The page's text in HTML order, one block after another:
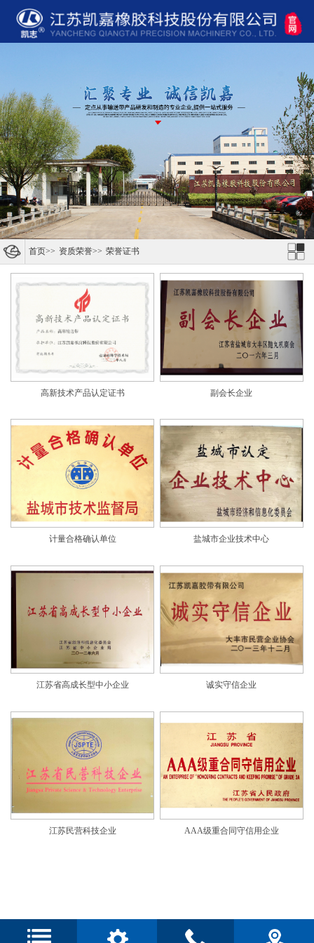
首页>> 资质荣誉>> 荣誉证书
高新技术产品认定证书 副会长企业
计量合格确认单位 盐城市企业技术中心
江苏省高成长型中小企业 诚实守信企业
江苏民营科技企业 AAA级重合同守信用企业